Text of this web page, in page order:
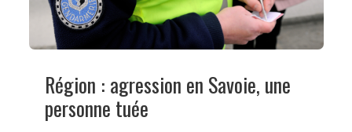
Région : agression en Savoie, une
personne tuée